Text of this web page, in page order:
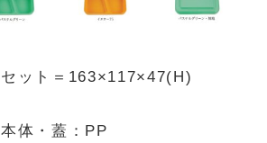
セット＝163×117×47(H)
本体・蓋：PP